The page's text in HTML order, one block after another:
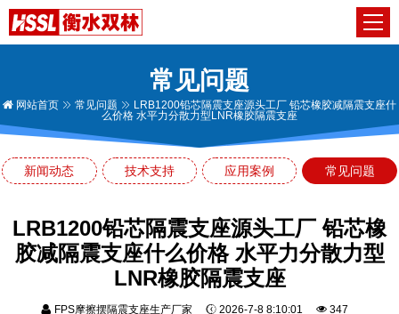
常见问题
网站首页 常见问题
LRB1200铅芯隔震支座源头工厂 铅芯橡胶减隔震支座什
么价格 水平力分散力型LNR橡胶隔震支座
新闻动态 技术支持 应用案例 常见问题
LRB1200铅芯隔震支座源头工厂 铅芯橡
胶减隔震支座什么价格 水平力分散力型
LNR橡胶隔震支座
FPS摩擦摆隔震支座生产厂家 2026-7-8 8:10:01 347